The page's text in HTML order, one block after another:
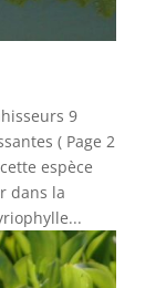
9
( Page 2
espèce
dans la